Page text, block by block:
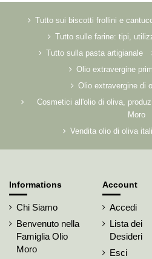
Tutto sui biscotti frollini e
Tutto sulle farine: tipi,
Tutto sulla pasta artigianale
Olio extravergine
Olio extravergine di
Cosmetici all'olio di oliva,
Moro
Vendita olio di oliva
Informations
Chi Siamo
Benvenuto nella
Famiglia Olio
Moro
Account
Accedi
Lista dei
Desideri
Esci